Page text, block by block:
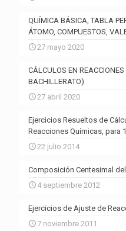
QUÍMICA BÁSICA, TABLA
ÁTOMO, COMPUESTOS,
27 mayo 2020
CÁLCULOS EN
BACHILLERATO)
27 abril 2020
Ejercicios Resueltos de
Reacciones Químicas, para
22 julio 2014
Composición Centesimal
4 septiembre 2012
Ejercicios de Ajuste de
7 noviembre 2011